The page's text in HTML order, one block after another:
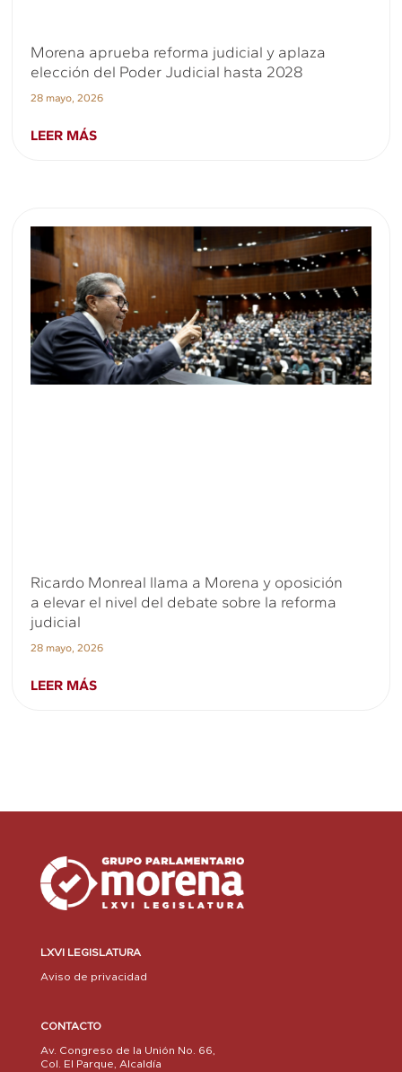
Morena aprueba reforma judicial y aplaza
elección del Poder Judicial hasta 2028
28 mayo, 2026
LEER MÁS
Ricardo Monreal llama a Morena y oposición
a elevar el nivel del debate sobre la reforma
judicial
28 mayo, 2026
LEER MÁS
LXVI LEGISLATURA
Aviso de privacidad
CONTACTO
Av. Congreso de la Unión No. 66,
Col. El Parque, Alcaldía